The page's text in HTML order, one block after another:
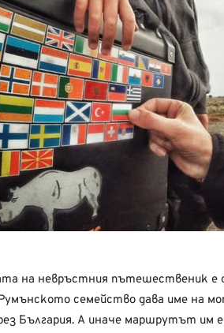
на невръстния пътешественик
семейство дава име на
България. А иначе маршрутът им